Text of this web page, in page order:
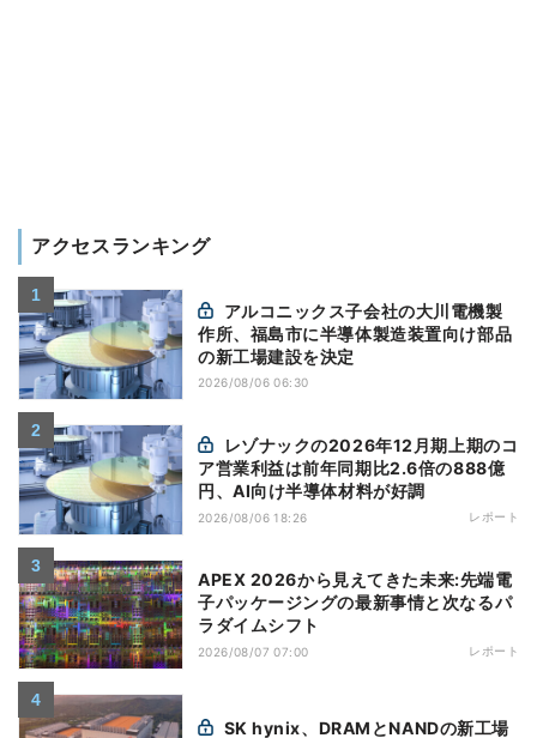
アクセスランキング
作所、福島市に半導体製造装置向け部品
の新工場建設を決定
2026/08/06 06:30
ア営業利益は前年同期比2.6倍の888億
円、AI向け半導体材料が好調
2026/08/06 18:26 レポート
APEX 2026から見えてきた未来:先端電
子パッケージングの最新事情と次なるパ
ラダイムシフト
2026/08/07 07:00 レポート